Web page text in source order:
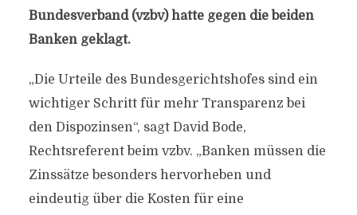
Bundesverband (vzbv) hatte gegen die beiden
Banken geklagt.
„Die Urteile des Bundesgerichtshofes sind ein
wichtiger Schritt für mehr Transparenz bei
den Dispozinsen“, sagt David Bode,
Rechtsreferent beim vzbv. „Banken müssen die
Zinssätze besonders hervorheben und
eindeutig über die Kosten für eine